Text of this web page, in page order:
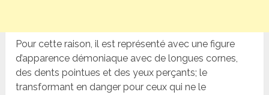
Pour cette raison, il est représenté avec une figure
d’apparence démoniaque avec de longues cornes,
des dents pointues et des yeux perçants; le
transformant en danger pour ceux qui ne le